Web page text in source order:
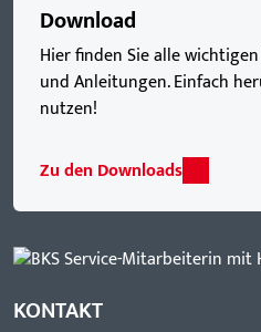
Download
Hier finden Sie alle
und Anleitungen. Einfach
nutzen!
Zu den Downloads
KONTAKT